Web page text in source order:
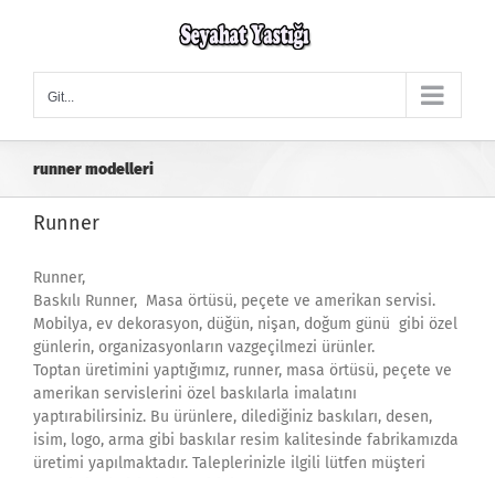
Git...
runner modelleri
Runner
Runner,
Baskılı Runner, Masa örtüsü, peçete ve amerikan servisi.
Mobilya, ev dekorasyon, düğün, nişan, doğum günü gibi özel
günlerin, organizasyonların vazgeçilmezi ürünler.
Toptan üretimini yaptığımız, runner, masa örtüsü, peçete ve
amerikan servislerini özel baskılarla imalatını
yaptırabilirsiniz. Bu ürünlere, dilediğiniz baskıları, desen,
isim, logo, arma gibi baskılar resim kalitesinde fabrikamızda
üretimi yapılmaktadır. Taleplerinizle ilgili lütfen müşteri